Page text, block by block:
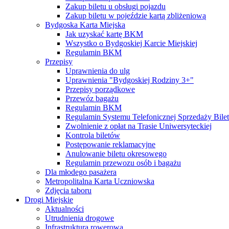
Zakup biletu u obsługi pojazdu
Zakup biletu w pojeździe kartą zbliżeniową
Bydgoska Karta Miejska
Jak uzyskać kartę BKM
Wszystko o Bydgoskiej Karcie Miejskiej
Regulamin BKM
Przepisy
Uprawnienia do ulg
Uprawnienia "Bydgoskiej Rodziny 3+"
Przepisy porządkowe
Przewóz bagażu
Regulamin BKM
Regulamin Systemu Telefonicznej Sprzedaży
Zwolnienie z opłat na Trasie Uniwersyteckiej
Kontrola biletów
Postępowanie reklamacyjne
Anulowanie biletu okresowego
Regulamin przewozu osób i bagażu
Dla młodego pasażera
Metropolitalna Karta Uczniowska
Zdjęcia taboru
Drogi Miejskie
Aktualności
Utrudnienia drogowe
Infrastruktura rowerowa